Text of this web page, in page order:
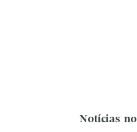
Notícias